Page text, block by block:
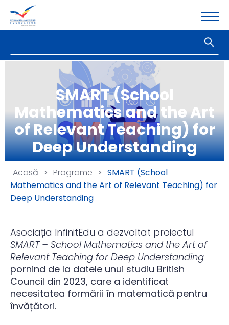
SMART (School
Mathematics and the Art
of Relevant Teaching) for
Deep Understanding
Acasă > Programe > SMART (School
Mathematics and the Art of Relevant Teaching) for
Deep Understanding
Asociația InfinitEdu a dezvoltat proiectul
SMART – School Mathematics and the Art of
Relevant Teaching for Deep Understanding
pornind de la datele unui studiu British
Council din 2023, care a identificat
necesitatea formării în matematică pentru
învățători.